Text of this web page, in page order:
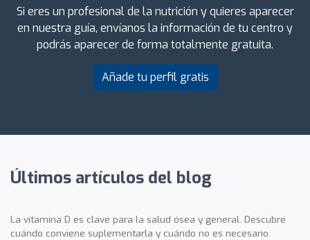
Si eres un profesional de la nutrición y quieres aparecer
en nuestra guía, envíanos la información de tu centro y
podrás aparecer de forma totalmente gratuita.
Añade tu perfil gratis
Últimos artículos del blog
La vitamina D es clave para la salud ósea y general. Descubre
cuándo conviene suplementarla y cuándo no es necesario.